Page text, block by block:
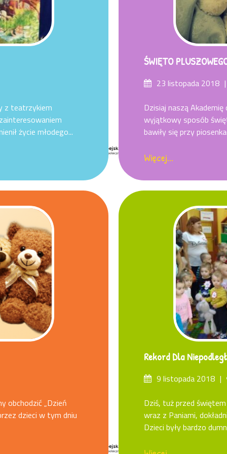
z teatrzykiem
życie młodego...
ŚWIĘTO
Posted23 listopada 2018
Dzisiaj naszą
wyjątkowy sposób
bawiły się przy
Więcej...
obchodzić „Dzień
dzieci w tym dniu
Rekord Dla
Posted9 listopada 2018
Dziś, tuż przed
wraz z Paniami,
Dzieci były bardzo